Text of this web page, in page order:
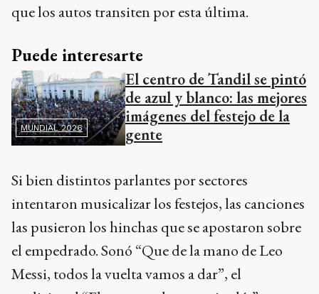
que los autos transiten por esta última.
Puede interesarte
MUNDIAL 2026
El centro de Tandil se pintó
de azul y blanco: las mejores
imágenes del festejo de la
gente
Si bien distintos parlantes por sectores
intentaron musicalizar los festejos, las canciones
las pusieron los hinchas que se apostaron sobre
el empedrado. Sonó “Que de la mano de Leo
Messi, todos la vuelta vamos a dar”, el